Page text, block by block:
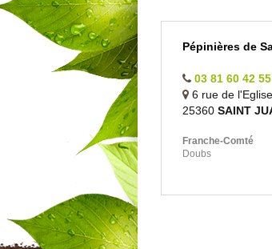
Pépinières de
03 81 60 42 55
6 rue de l'Eglise
25360 SAINT
Franche-Comté
Doubs